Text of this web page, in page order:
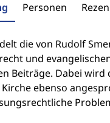
Personen
die von Rudolf
und
Beiträge. Dabei wird
ebenso